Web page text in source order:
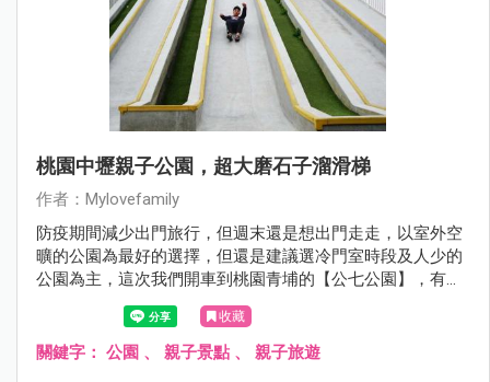
桃園中壢親子公園，超大磨石子溜滑梯
作者：Mylovefamily
防疫期間減少出門旅行，但週末還是想出門走走，以室外空
曠的公園為最好的選擇，但還是建議選冷門室時段及人少的
公園為主，這次我們開車到桃園青埔的【公七公園】，有著
超酷金屬璇轉溜滑梯及垂直攀爬網架，光是這二樣設施，對
於小學生而言，就是很消耗體好去處。
收藏
關鍵字： 公園 、 親子景點 、 親子旅遊